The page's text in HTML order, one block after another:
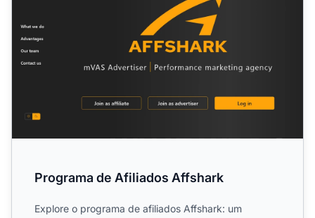
Programa de Afiliados Affshark
Explore o programa de afiliados Affshark: um